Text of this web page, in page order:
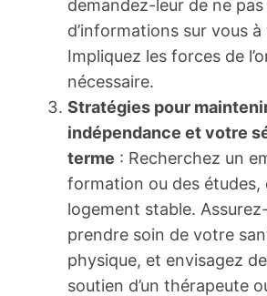
demandez-leur de ne
d’informations sur vous
Impliquez les forces de
nécessaire.
Stratégies pour
indépendance et votre
terme : Recherchez un
formation ou des études,
logement stable.
prendre soin de votre
physique, et envisagez
soutien d’un thérapeute